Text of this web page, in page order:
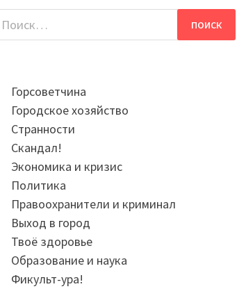
Найти:
Горсоветчина
Городское хозяйство
Странности
Скандал!
Экономика и кризис
Политика
Правоохранители и криминал
Выход в город
Твоё здоровье
Образование и наука
Фикульт-ура!